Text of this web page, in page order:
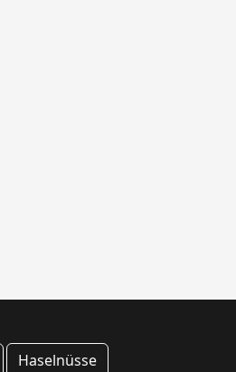
Haselnüsse